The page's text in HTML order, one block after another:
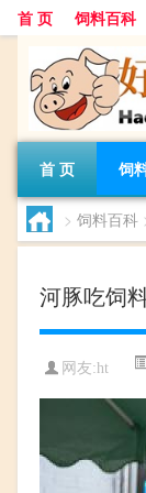
首 页 饲料百科
首 页 饲
> 饲料百科
河豚吃饲
网友:ht